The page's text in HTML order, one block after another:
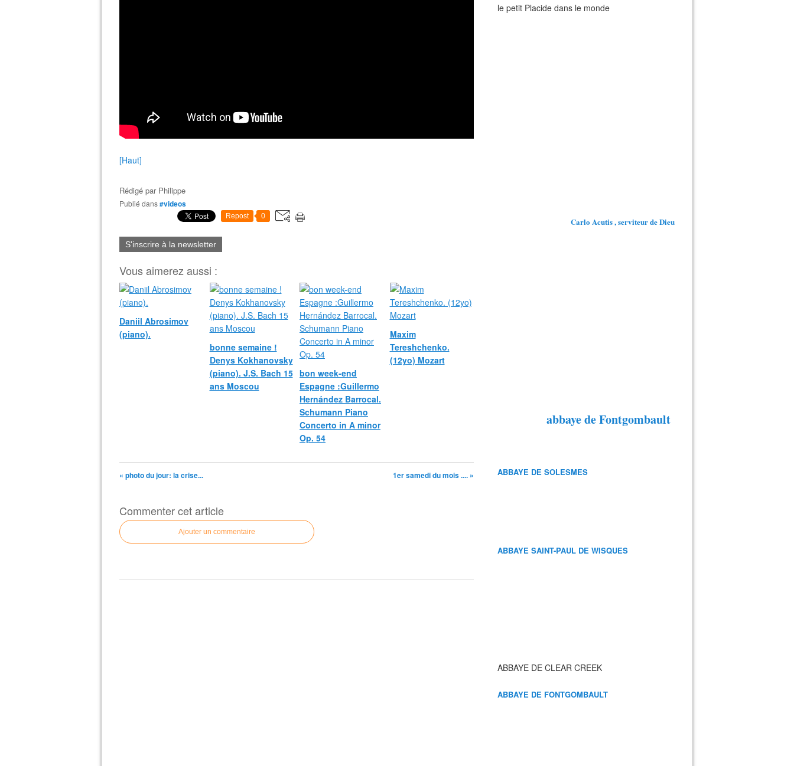
[Haut]
Rédigé par Philippe
Publié dans#videos
Repost 0
S'inscrire à la newsletter
Vous aimerez aussi :
Daniil Abrosimov
(piano).
bonne semaine !
Denys Kokhanovsky
(piano). J.S. Bach 15
ans Moscou
bon week-end
Espagne :Guillermo
Hernández Barrocal.
Schumann Piano
Concerto in A minor
Op. 54
Maxim
Tereshchenko.
(12yo) Mozart
« photo du jour: la crise... 1er samedi du mois .... »
Commenter cet article
Ajouter un commentaire
le petit Placide dans le monde
Carlo Acutis , serviteur de Dieu
abbaye de Fontgombault
ABBAYE DE SOLESMES
ABBAYE SAINT-PAUL DE WISQUES
ABBAYE DE CLEAR CREEK
ABBAYE DE FONTGOMBAULT